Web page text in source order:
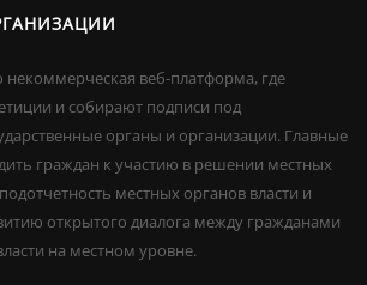
некоммерческая веб-платформа, где
и собирают подписи под
органы и организации. Главные
граждан к участию в решении местных
местных органов власти и
открытого диалога между гражданами
на местном уровне.